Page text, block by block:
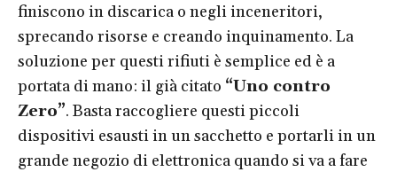
finiscono in discarica o negli inceneritori,
sprecando risorse e creando inquinamento. La
soluzione per questi rifiuti è semplice ed è a
portata di mano: il già citato “Uno contro
Zero”. Basta raccogliere questi piccoli
dispositivi esausti in un sacchetto e portarli in un
grande negozio di elettronica quando si va a fare